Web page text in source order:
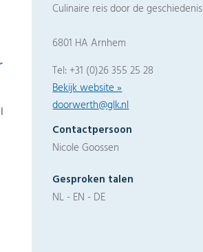
Culinaire reis door de geschiedenis
6801 HA Arnhem
Tel: +31 (0)26 355 25 28
Bekijk website »
doorwerth@glk.nl
Contactpersoon
Nicole Goossen
Gesproken talen
NL - EN - DE